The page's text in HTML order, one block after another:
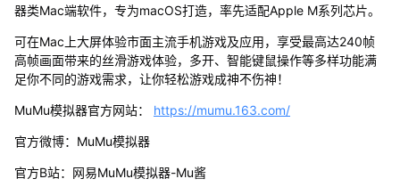
器类Mac端软件，专为macOS打造，率先适配Apple M系列芯片。
可在Mac上大屏体验市面主流手机游戏及应用，享受最高达240帧
高帧画面带来的丝滑游戏体验，多开、智能键鼠操作等多样功能满
足你不同的游戏需求，让你轻松游戏成神不伤神！
MuMu模拟器官方网站： https://mumu.163.com/
官方微博：MuMu模拟器
官方B站：网易MuMu模拟器-Mu酱